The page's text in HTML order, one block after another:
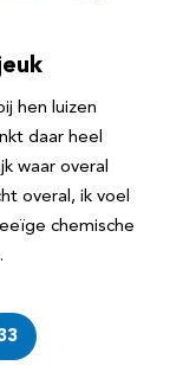
hen luizen
daar heel
waar overal
overal, ik voel
chemische